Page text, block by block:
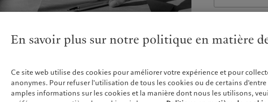
En savoir plus sur notre politique en matière
Ce site web utilise des cookies pour améliorer votre expérience et pour
anonymes. Pour refuser l'utilisation de tous les cookies ou de certains
amples informations sur les cookies et la manière dont nous les utilisons,